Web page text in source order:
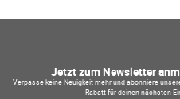
Jetzt zum Newsletter
Verpasse keine Neuigkeit mehr und abonniere
Rabatt für deinen nächsten